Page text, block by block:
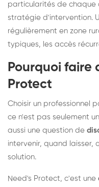
particularités de
stratégie d'intervention.
régulièrement en zone
typiques, les accès
Pourquoi faire
Protect
Choisir un professionnel
ce n'est pas seulement
aussi une question de
intervenir, quand laisser,
solution.
Need's Protect, c'est une